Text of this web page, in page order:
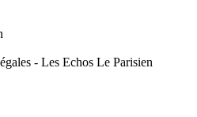
- Les Echos Le Parisien